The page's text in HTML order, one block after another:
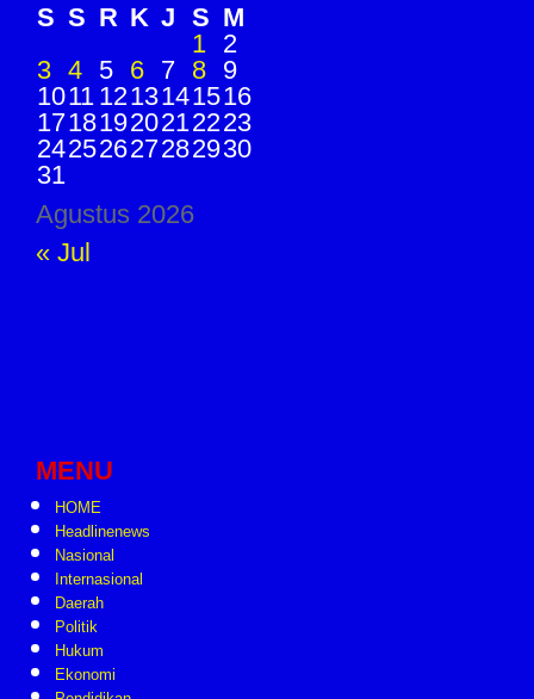
Agustus 2026
S S R K J S M
1 2
3 4 5 6 7 8 9
1011 1213141516
17181920212223
24252627282930
31
« Jul
MENU
HOME
Headlinenews
Nasional
Internasional
Daerah
Politik
Hukum
Ekonomi